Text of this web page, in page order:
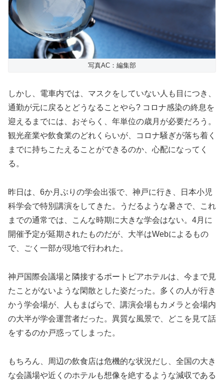
写真AC：編集部
しかし、電車内では、マスクをしていない人も目につき、
通勤が元に戻るとどうなることやら? コロナ感染の終息を
迎えるまでには、おそらく、年単位の歳月が必要だろう。
観光産業や飲食業のどれくらいが、コロナ騒ぎが落ち着く
までに持ちこたえることができるのか、心配になってく
る。
昨日は、6か月ぶりの学会出張で、神戸に行き、日本小児
科学会で特別講演をしてきた。うだるような暑さで、これ
までの通常では、こんな時期に大きな学会はない。4月に
開催予定が延期されたものだが、大半はWebによるもの
で、ごく一部が現地で行われた。
神戸国際会議場と隣接するポートピアホテルは、今まで見
たことがないような閑散とした姿だった。多くの人が行き
かう学会場が、人もまばらで、講演会場もカメラと会場内
の大半が学会運営者だった。異質な風景で、どこを見て話
をするのか戸惑ってしまった。
もちろん、周辺の飲食店は危機的な状況だし、全国の大き
な会議場や近くのホテルも想像を絶するような減収である